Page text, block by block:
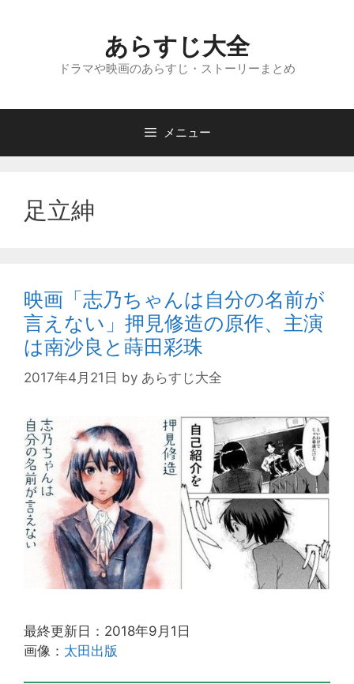
へ
あらすじ大全
ドラマや映画のあらすじ・ストーリーまとめ
メニュー
足立紳
映画「志乃ちゃんは自分の名前が
言えない」押見修造の原作、主演
は南沙良と蒔田彩珠
2017年4月21日 by あらすじ大全
最終更新日：2018年9月1日
画像： 太田出版